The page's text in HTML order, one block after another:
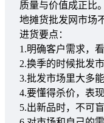
质量与价值成正比
地摊货批发网市场
进货要点：
1.明确客户需求，
2.换季的时候批发
3.批发市场里大多
4.要懂得杀价，表
5.出新品时，不可